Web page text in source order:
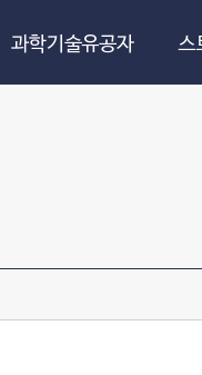
과학기술유공자 스